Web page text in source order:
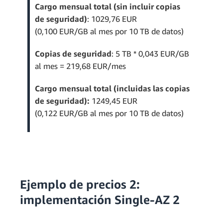
Cargo mensual total (sin incluir copias
de seguridad): 1029,76 EUR
(0,100 EUR/GB al mes por 10 TB de datos)
Copias de seguridad: 5 TB * 0,043 EUR/GB
al mes = 219,68 EUR/mes
Cargo mensual total (incluidas las copias
de seguridad): 1249,45 EUR
(0,122 EUR/GB al mes por 10 TB de datos)
Ejemplo de precios 2:
implementación Single-AZ 2